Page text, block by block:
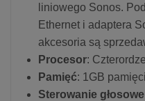
liniowego Sonos.
Ethernet i adaptera
akcesoria są
Procesor:
Pamięć: 1GB
Sterowanie głosowe